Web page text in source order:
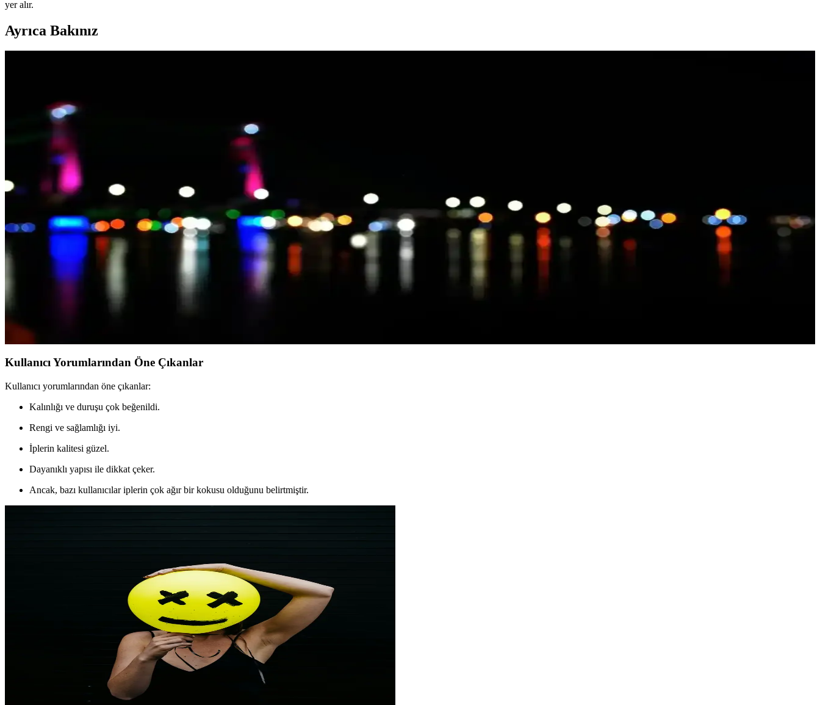
yer alır.
Ayrıca Bakınız
Miomundo Marteniçka İpi ve VONTAR Natural Jüt İp Karşılaştırması
İki popüler dekoratif ip olan Miomundo Marteniçka ve VONTAR Natural Jüt iplerinin özellikleri, kullanım alanları ve kullanıcı yorumlarıyla detaylı karşılaştırması.
Genel Markalar Jüt İp ve Tuğra Jüt Hasır İp Karşılaştırması: Özellikler ve Kullanıcı Yorumları
İki jüt ip ürünü olan Genel Markalar ve Tuğra markalarının detaylı karşılaştırmasıyla, ihtiyaçlarınıza en uygun olanı seçmenize yardımcı oluyoruz.
Genel Markalar Sarmaşık Yapraklı Jüt İp ve Hasır Jüt İp Karşılaştırması
İki farklı jüt ipi ürününün özellikleri, kullanım alanları ve kullanıcı yorumlarıyla detaylı karşılaştırması. Dekorasyon ve el sanatlarınızda en uygun seçeneği belirleyin.
Jüt İplik Karşılaştırması: Doğal ve Dayanıklı Ürünler Hakkında Detaylı İnceleme
İki popüler jüt ip ürününü karşılaştırıyoruz: dayanıklılık, fiyat ve kullanıcı yorumlarıyla en iyi seçimi yapmanıza yardımcı oluyoruz.
Jüt İp ile Doğal ve Şık Dekorasyon Çözümleri ve Trendler
Jüt ip ile yapılan avize ve dekoratif ürünler, doğal ve estetik çözümler sunar. Sürdürülebilir, dayanıklı ve sıcak atmosferler yaratmak için ideal tercihleri keşfedin.
Kullanıcı Yorumlarından Öne Çıkanlar
Kullanıcı yorumlarından öne çıkanlar:
Kalınlığı ve duruşu çok beğenildi.
Rengi ve sağlamlığı iyi.
İplerin kalitesi güzel.
Dayanıklı yapısı ile dikkat çeker.
Ancak, bazı kullanıcılar iplerin çok ağır bir kokusu olduğunu belirtmiştir.